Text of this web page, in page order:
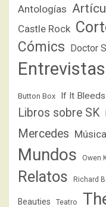
Antologías
Castle Rock
Cómics Doctor
Entrevistas
Button Box If It Bleeds
Libros sobre SK
Mercedes Música
Mundos
Owen
Relatos Richard
Beauties Teatro